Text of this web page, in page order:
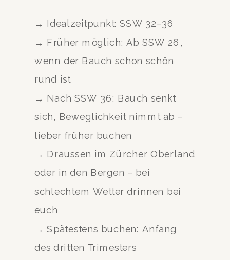
→ Idealzeitpunkt: SSW 32–36
→ Früher möglich: Ab SSW 26,
wenn der Bauch schon schön
rund ist
→ Nach SSW 36: Bauch senkt
sich, Beweglichkeit nimmt ab –
lieber früher buchen
→ Draussen im Zürcher Oberland
oder in den Bergen – bei
schlechtem Wetter drinnen bei
euch
→ Spätestens buchen: Anfang
des dritten Trimesters